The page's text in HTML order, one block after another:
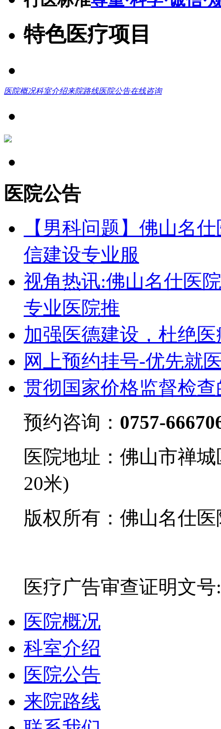
特色医疗项目
医院概况科室介绍来院路线医院公告在线咨询
医院公告
【男科问题】佛山名
信建设专业服
视角热讯:佛山名仕医
专业医院推
加强医德建设，杜绝
网上预约挂号-优先就
贯彻国家价格监督检
预约咨询： 0757-
医院地址：佛山市禅
20米)
版权所有：佛山名仕
医疗广告审查证明文
医院概况
科室介绍
医院公告
来院路线